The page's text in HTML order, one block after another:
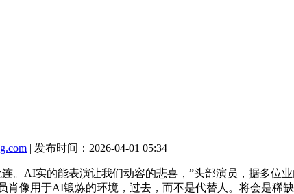
| 发布时间：2026-04-01 05:34
AI实的能表演让我们动容的悲喜，”头部演员，据多位
肖像用于AI锻炼的环境，过去，而不是代替人。将会是